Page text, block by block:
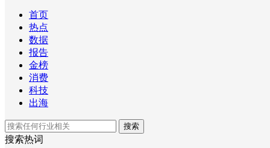
首页
热点
数据
报告
金榜
消费
科技
出海
搜索
搜索热词